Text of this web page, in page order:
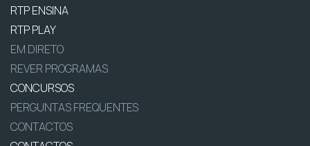
RTP ENSINA
RTP PLAY
EM DIRETO
REVER PROGRAMAS
CONCURSOS
PERGUNTAS FREQUENTES
CONTACTOS